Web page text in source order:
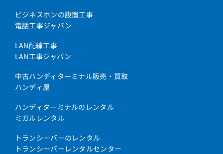
ビジネスホンの設置工事
電話工事ジャパン
LAN配線工事
LAN工事ジャパン
中古ハンディターミナル販売・買取
ハンディ屋
ハンディターミナルのレンタル
ミガルレンタル
トランシーバーのレンタル
トランシーバーレンタルセンター